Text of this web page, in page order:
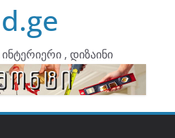
დიზიანი
, დიზაინი